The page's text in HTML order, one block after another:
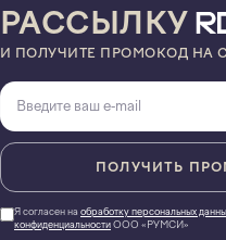
РАССЫЛКУ
И ПОЛУЧИТЕ ПРОМОКОД НА
ПОЛУЧИТЬ
Я согласен на обработку персональных
конфиденциальностиООО «РУМСИ»